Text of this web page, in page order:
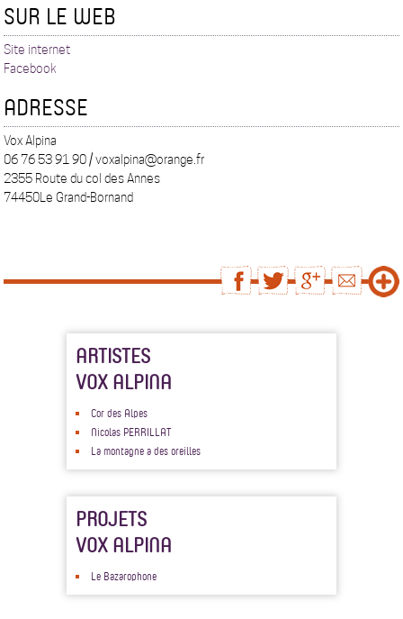
SUR LE WEB
Site internet
Facebook
ADRESSE
Vox Alpina
06 76 53 91 90 / voxalpina@orange.fr
2355 Route du col des Annes
74450Le Grand-Bornand
ARTISTES
VOX ALPINA
Cor des Alpes
Nicolas PERRILLAT
La montagne a des oreilles
PROJETS
VOX ALPINA
Le Bazarophone